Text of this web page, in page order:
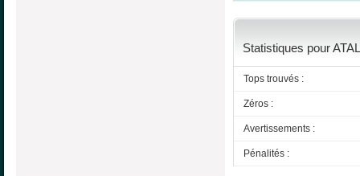
Statistiques pour
Tops trouvés :
Zéros :
Avertissements :
Pénalités :